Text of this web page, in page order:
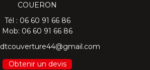
COUERON
Tél : 06 60 91 66 86
Mob: 06 60 91 66 86
dtcouverture44@gmail.com
Obtenir un devis